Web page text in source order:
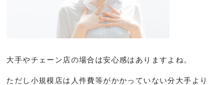
大手やチェーン店の場合は安心感はありますよね。
ただし小規模店は人件費等がかかっていない分大手より